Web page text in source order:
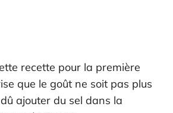
recette pour la première
que le goût ne soit pas plus
dû ajouter du sel dans la